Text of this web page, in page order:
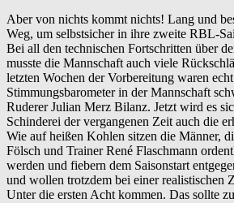
Aber von nichts kommt nichts! Lang und
Weg, um selbstsicher in ihre zweite RBL-
Bei all den technischen Fortschritten über
musste die Mannschaft auch viele
letzten Wochen der Vorbereitung waren
Stimmungsbarometer in der Mannschaft
Ruderer Julian Merz Bilanz. Jetzt wird es
Schinderei der vergangenen Zeit auch die
Wie auf heißen Kohlen sitzen die Männer,
Fölsch und Trainer René Flaschmann
werden und fiebern dem Saisonstart
und wollen trotzdem bei einer realistischen
Unter die ersten Acht kommen. Das sollte